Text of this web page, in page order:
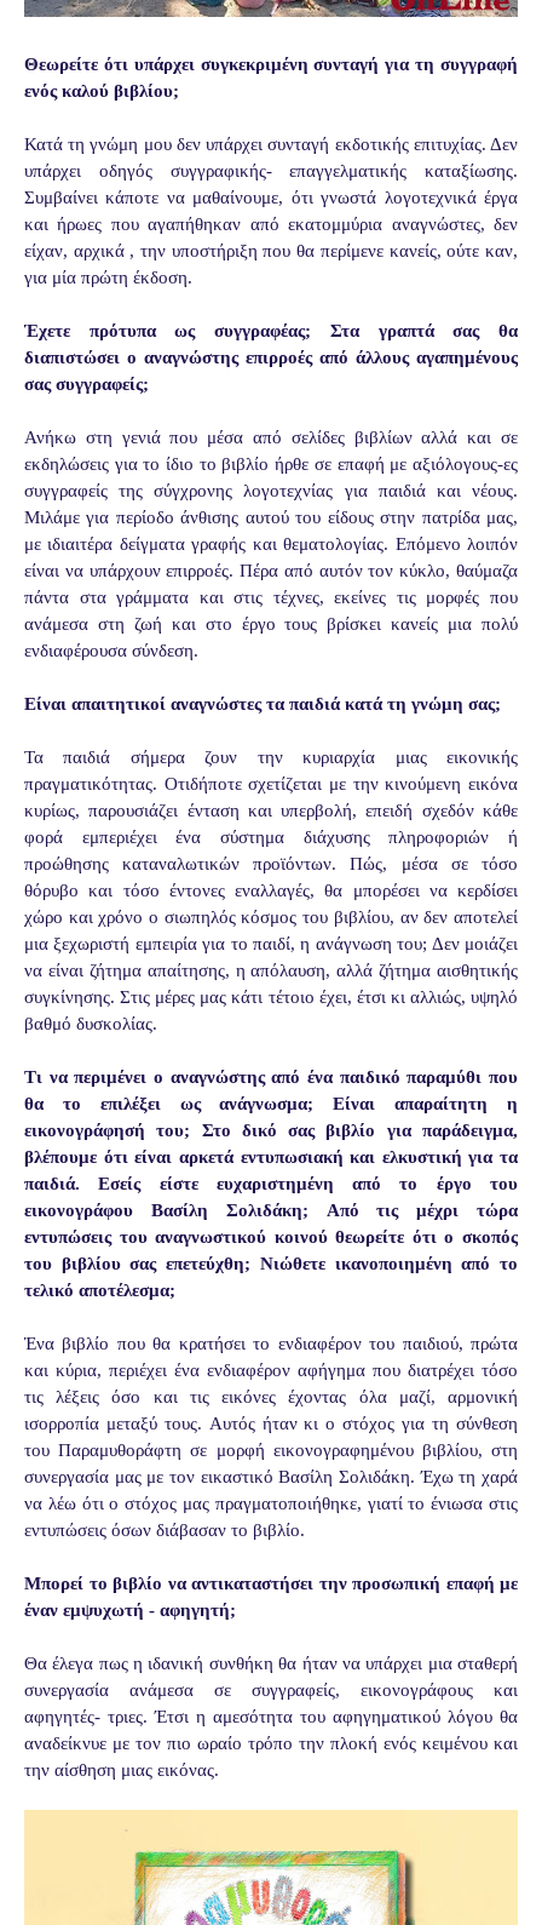
Θεωρείτε ότι υπάρχει συγκεκριμένη συνταγή για τη συγγραφή
ενός καλού βιβλίου;
Κατά τη γνώμη μου δεν υπάρχει συνταγή εκδοτικής επιτυχίας. Δεν
υπάρχει οδηγός συγγραφικής- επαγγελματικής καταξίωσης.
Συμβαίνει κάποτε να μαθαίνουμε, ότι γνωστά λογοτεχνικά έργα
και ήρωες που αγαπήθηκαν από εκατομμύρια αναγνώστες, δεν
είχαν, αρχικά , την υποστήριξη που θα περίμενε κανείς, ούτε καν,
για μία πρώτη έκδοση.
Έχετε πρότυπα ως συγγραφέας; Στα γραπτά σας θα
διαπιστώσει ο αναγνώστης επιρροές από άλλους αγαπημένους
σας συγγραφείς;
Ανήκω στη γενιά που μέσα από σελίδες βιβλίων αλλά και σε
εκδηλώσεις για το ίδιο το βιβλίο ήρθε σε επαφή με αξιόλογους-ες
συγγραφείς της σύγχρονης λογοτεχνίας για παιδιά και νέους.
Μιλάμε για περίοδο άνθισης αυτού του είδους στην πατρίδα μας,
με ιδιαιτέρα δείγματα γραφής και θεματολογίας. Επόμενο λοιπόν
είναι να υπάρχουν επιρροές. Πέρα από αυτόν τον κύκλο, θαύμαζα
πάντα στα γράμματα και στις τέχνες, εκείνες τις μορφές που
ανάμεσα στη ζωή και στο έργο τους βρίσκει κανείς μια πολύ
ενδιαφέρουσα σύνδεση.
Είναι απαιτητικοί αναγνώστες τα παιδιά κατά τη γνώμη σας;
Τα παιδιά σήμερα ζουν την κυριαρχία μιας εικονικής
πραγματικότητας. Οτιδήποτε σχετίζεται με την κινούμενη εικόνα
κυρίως, παρουσιάζει ένταση και υπερβολή, επειδή σχεδόν κάθε
φορά εμπεριέχει ένα σύστημα διάχυσης πληροφοριών ή
προώθησης καταναλωτικών προϊόντων. Πώς, μέσα σε τόσο
θόρυβο και τόσο έντονες εναλλαγές, θα μπορέσει να κερδίσει
χώρο και χρόνο ο σιωπηλός κόσμος του βιβλίου, αν δεν αποτελεί
μια ξεχωριστή εμπειρία για το παιδί, η ανάγνωση του; Δεν μοιάζει
να είναι ζήτημα απαίτησης, η απόλαυση, αλλά ζήτημα αισθητικής
συγκίνησης. Στις μέρες μας κάτι τέτοιο έχει, έτσι κι αλλιώς, υψηλό
βαθμό δυσκολίας.
Τι να περιμένει ο αναγνώστης από ένα παιδικό παραμύθι που
θα το επιλέξει ως ανάγνωσμα; Είναι απαραίτητη η
εικονογράφησή του; Στο δικό σας βιβλίο για παράδειγμα,
βλέπουμε ότι είναι αρκετά εντυπωσιακή και ελκυστική για τα
παιδιά. Εσείς είστε ευχαριστημένη από το έργο του
εικονογράφου Βασίλη Σολιδάκη; Από τις μέχρι τώρα
εντυπώσεις του αναγνωστικού κοινού θεωρείτε ότι ο σκοπός
του βιβλίου σας επετεύχθη; Νιώθετε ικανοποιημένη από το
τελικό αποτέλεσμα;
Ένα βιβλίο που θα κρατήσει το ενδιαφέρον του παιδιού, πρώτα
και κύρια, περιέχει ένα ενδιαφέρον αφήγημα που διατρέχει τόσο
τις λέξεις όσο και τις εικόνες έχοντας όλα μαζί, αρμονική
ισορροπία μεταξύ τους. Αυτός ήταν κι ο στόχος για τη σύνθεση
του Παραμυθοράφτη σε μορφή εικονογραφημένου βιβλίου, στη
συνεργασία μας με τον εικαστικό Βασίλη Σολιδάκη. Έχω τη χαρά
να λέω ότι ο στόχος μας πραγματοποιήθηκε, γιατί το ένιωσα στις
εντυπώσεις όσων διάβασαν το βιβλίο.
Μπορεί το βιβλίο να αντικαταστήσει την προσωπική επαφή με
έναν εμψυχωτή - αφηγητή;
Θα έλεγα πως η ιδανική συνθήκη θα ήταν να υπάρχει μια σταθερή
συνεργασία ανάμεσα σε συγγραφείς, εικονογράφους και
αφηγητές- τριες. Έτσι η αμεσότητα του αφηγηματικού λόγου θα
αναδείκνυε με τον πιο ωραίο τρόπο την πλοκή ενός κειμένου και
την αίσθηση μιας εικόνας.